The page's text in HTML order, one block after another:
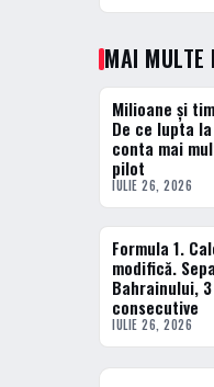
MAI MULTE
FORMULA 1
Milioane și
De ce lupta
conta mai
pilot
IULIE 26, 2026
FORMULA 1
Formula 1.
modifică.
Bahrainului,
consecutive
IULIE 26, 2026